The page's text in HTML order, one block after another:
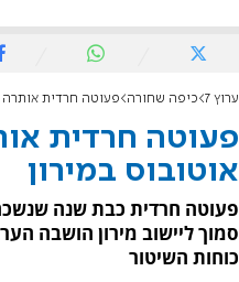
ערוץ 7 כיפה שחורה פעוטה חרדית אותרה
פעוטה חרדית
אוטובוס במירון
פעוטה חרדית כבת שנה
סמוך ליישוב מירון הושבה
כוחות השיטור